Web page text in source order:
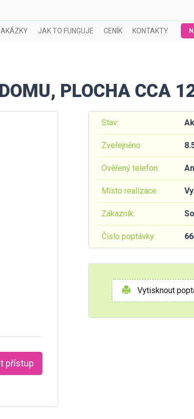
JAK TO FUNGUJE CENÍK KONTAKTY
PLOCHA CCA
přístup
Stav:
Zveřejněno:
Ověřený telefon:
Místo realizace:
Zákazník:
Číslo poptávky:
Vytisknout